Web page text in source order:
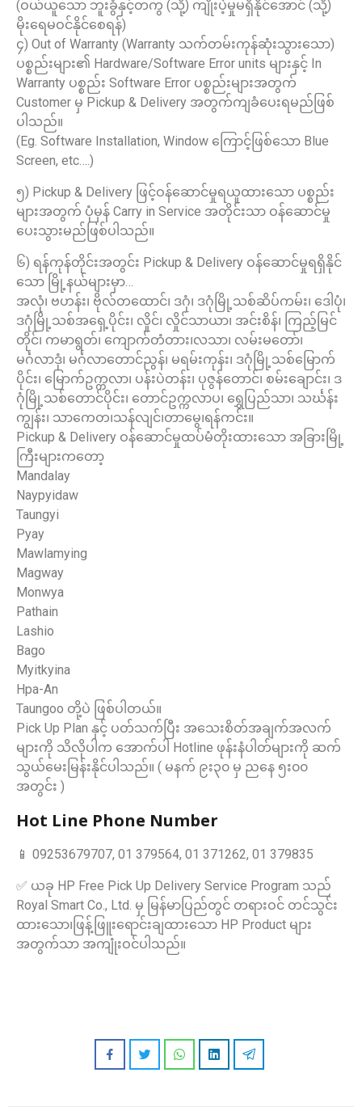
(ဝယ်ယူသော ဘူးခွံနှင့်တကွ (သို့) ကျိုးပဲ့မှုမရှိနိုင်အောင် (သို့)
မိုးရေမဝင်နိုင်စေရန်)
၄) Out of Warranty (Warranty သက်တမ်းကုန်ဆုံးသွားသော)
ပစ္စည်းများ၏ Hardware/Software Error units များနှင့် In
Warranty ပစ္စည်း Software Error ပစ္စည်းများအတွက်
Customer မှ Pickup & Delivery အတွက်ကျခံပေးရမည်ဖြစ်
ပါသည်။
(Eg. Software Installation, Window ကြောင့်ဖြစ်သော Blue
Screen, etc….)
၅) Pickup & Delivery ဖြင့်ဝန်ဆောင်မှုရယူထားသော ပစ္စည်း
များအတွက် ပုံမှန် Carry in Service အတိုင်းသာ ဝန်ဆောင်မှု
ပေးသွားမည်ဖြစ်ပါသည်။
၆) ရန်ကုန်တိုင်းအတွင်း Pickup & Delivery ဝန်ဆောင်မှုရရှိနိုင်
သော မြို့နယ်များမှာ…
အလုံ၊ ဗဟန်း၊ ဗိုလ်တထောင်၊ ဒဂုံ၊ ဒဂုံမြို့သစ်ဆိပ်ကမ်း၊ ဒေါပုံ၊
ဒဂုံမြို့သစ်အရှေ့ပိုင်း၊ လှိုင်၊ လှိုင်သာယာ၊ အင်းစိန်၊ ကြည့်မြင်
တိုင်၊ ကမာရွတ်၊ ကျောက်တံတား၊လသာ၊ လမ်းမတော်၊
မင်္ဂလာဒုံ၊ မင်္ဂလာတောင်ညွန်၊ မရမ်းကုန်း၊ ဒဂုံမြို့သစ်မြောက်
ပိုင်း၊ မြောက်ဥက္ကလာ၊ ပန်းပဲတန်း၊ ပုဇွန်တောင်၊ စမ်းချောင်း၊ ဒ
ဂုံမြို့သစ်တောင်ပိုင်း၊ တောင်ဥက္ကလာပ၊ ရွှေပြည်သာ၊ သင်္ဃန်း
ကျွန်း၊ သာကေတ၊သန်လျင်၊တာမွေ၊ရန်ကင်း။
Pickup & Delivery ဝန်ဆောင်မှုထပ်မံတိုးထားသော အခြားမြို့
ကြီးများကတော့
Mandalay
Naypyidaw
Taungyi
Pyay
Mawlamying
Magway
Monwya
Pathain
Lashio
Bago
Myitkyina
Hpa-An
Taungoo တို့ပဲ ဖြစ်ပါတယ်။
Pick Up Plan နှင့် ပတ်သက်ပြီး အသေးစိတ်အချက်အလက်
များကို သိလိုပါက အောက်ပါ Hotline ဖုန်းနံပါတ်များကို ဆက်
သွယ်မေးမြန်းနိုင်ပါသည်။ ( မနက် ၉း၃၀ မှ ညနေ ၅း၀၀
အတွင်း )
Hot Line Phone Number
📱 09253679707, 01 379564, 01 371262, 01 379835
✅ ယခု HP Free Pick Up Delivery Service Program သည်
Royal Smart Co., Ltd. မှ မြန်မာပြည်တွင် တရားဝင် တင်သွင်း
ထားသော၊ဖြန့်ဖြူးရောင်းချထားသော HP Product များ
အတွက်သာ အကျုံးဝင်ပါသည်။